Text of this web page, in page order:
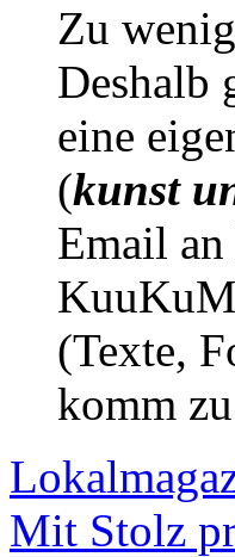
Zu
Deshalb
eine
(kunst
Email
(Texte,
komm
Mit Stolz